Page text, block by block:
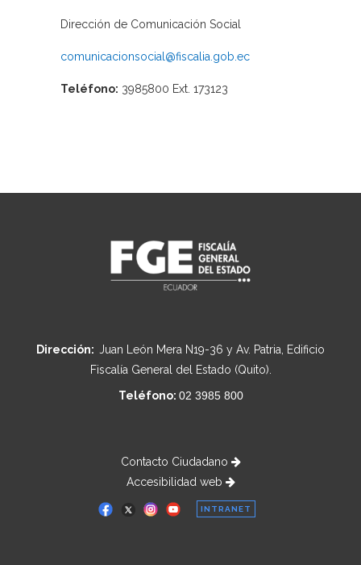
Dirección de Comunicación Social
comunicacionsocial@fiscalia.gob.ec
Teléfono: 3985800 Ext. 173123
Dirección: Juan León Mera N19-36 y Av. Patria, Edificio
Fiscalía General del Estado (Quito).
Teléfono: 02 3985 800
Contacto Ciudadano
Accesibilidad web
INTRANET